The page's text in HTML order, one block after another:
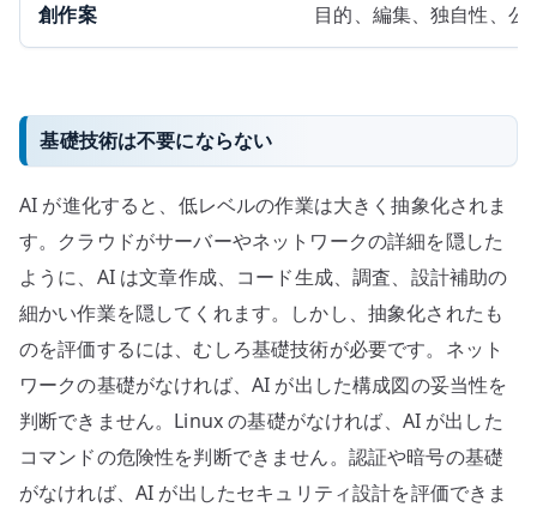
創作案 目的、編集、独自性、公
基礎技術は不要にならない
AI が進化すると、低レベルの作業は大きく抽象化されま
す。クラウドがサーバーやネットワークの詳細を隠した
ように、AI は文章作成、コード生成、調査、設計補助の
細かい作業を隠してくれます。しかし、抽象化されたも
のを評価するには、むしろ基礎技術が必要です。ネット
ワークの基礎がなければ、AI が出した構成図の妥当性を
判断できません。Linux の基礎がなければ、AI が出した
コマンドの危険性を判断できません。認証や暗号の基礎
がなければ、AI が出したセキュリティ設計を評価できま